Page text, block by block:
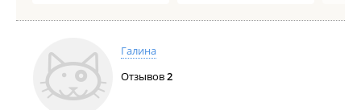
Галина
Отзывов2